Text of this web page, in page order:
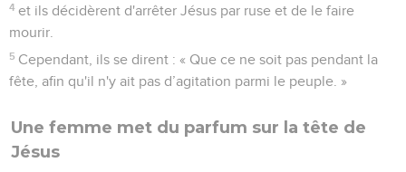
4 et ils décidèrent d'arrêter Jésus par ruse et de le faire
mourir.
5 Cependant, ils se dirent : « Que ce ne soit pas pendant la
fête, afin qu'il n'y ait pas d’agitation parmi le peuple. »
Une femme met du parfum sur la tête de
Jésus